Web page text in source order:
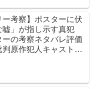
ー考察】ポスターに伏
嘘」が指し示す真犯
ーの考察ネタバレ評価
原作犯人キャスト脚
まとめ・吉乃栄太郎】